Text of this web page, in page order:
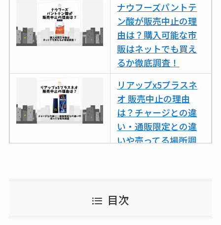
ナウフーズパントテ
ン酸が販売中止の理
由は？購入可能な市
販はネットでも買え
るか徹底調査！
リアップx5プラスネ
オ 販売中止の理由
は？チャージとの違
い・通販限定との違
いや売ってる場所調
ココネシャンプー詰
てる？ドンキ・ロフ
トなど販売店や安い
目次